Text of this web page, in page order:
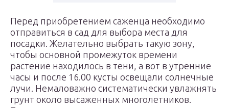
Перед приобретением саженца необходимо
отправиться в сад для выбора места для
посадки. Желательно выбрать такую зону,
чтобы основной промежуток времени
растение находилось в тени, а вот в утренние
часы и после 16.00 кусты освещали солнечные
лучи. Немаловажно систематически увлажнять
грунт около высаженных многолетников.